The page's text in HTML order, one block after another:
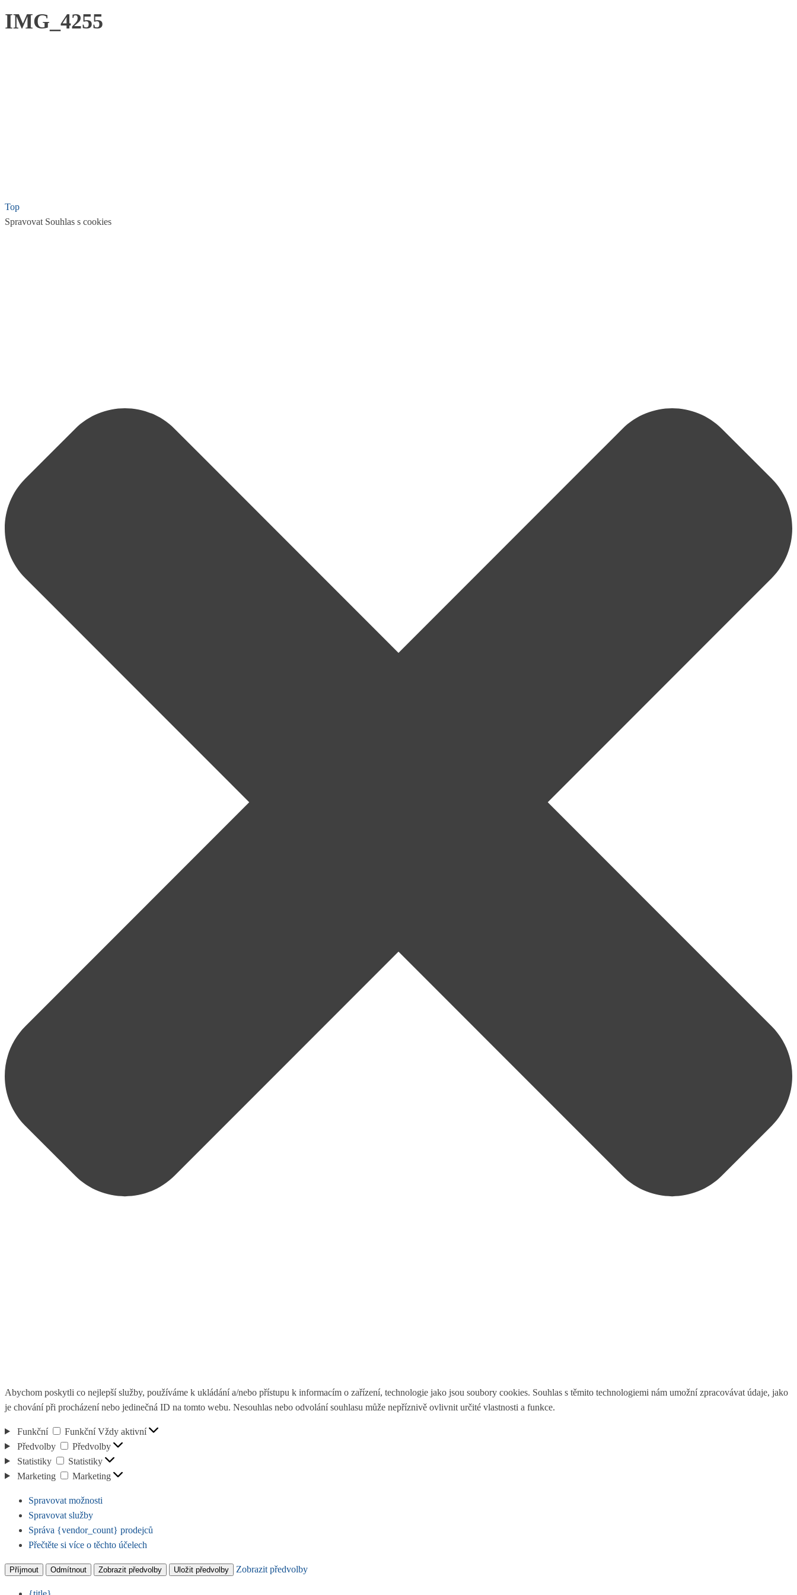
IMG_4255
Top
Spravovat Souhlas s cookies
Abychom poskytli co nejlepší služby, používáme k ukládání a/nebo přístupu k informacím o zařízení, technologie jako jsou soubory cookies. Souhlas s těmito technologiemi nám umožní zpracovávat údaje, jako
je chování při procházení nebo jedinečná ID na tomto webu. Nesouhlas nebo odvolání souhlasu může nepříznivě ovlivnit určité vlastnosti a funkce.
Funkční Funkční Vždy aktivní
Předvolby
Předvolby
Statistiky
Statistiky
Marketing
Marketing
Spravovat možnosti
Spravovat služby
Správa {vendor_count} prodejců
Přečtěte si více o těchto účelech
Příjmout Odmítnout Zobrazit předvolby Uložit předvolby Zobrazit předvolby